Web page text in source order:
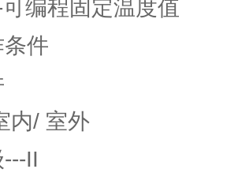
程固定温度值
件
内/ 室外
II